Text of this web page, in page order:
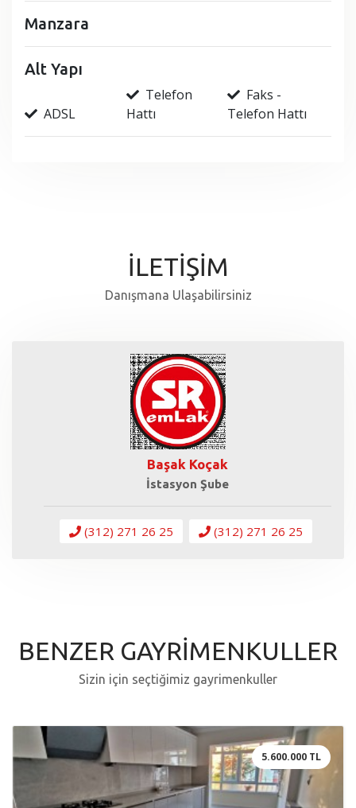
Manzara
Alt Yapı
ADSL
Telefon
Hattı
Faks -
Telefon Hattı
İLETİŞİM
Danışmana Ulaşabilirsiniz
Başak Koçak
İstasyon Şube
(312) 271 26 25 (312) 271 26 25
BENZER GAYRİMENKULLER
Sizin için seçtiğimiz gayrimenkuller
5.600.000 TL